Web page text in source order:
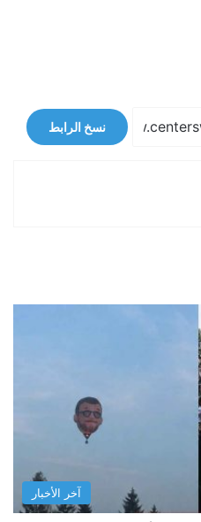
نسخ الرابط
آخر الأخبار